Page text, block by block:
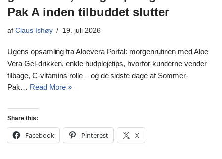
Pak A inden tilbuddet slutter
af Claus Ishøy 19. juli 2026
Ugens opsamling fra Aloevera Portal: morgenrutinen med Aloe
Vera Gel-drikken, enkle hudplejetips, hvorfor kunderne vender
tilbage, C-vitamins rolle – og de sidste dage af Sommer-
Pak… Read More »
Share this:
Facebook Pinterest X